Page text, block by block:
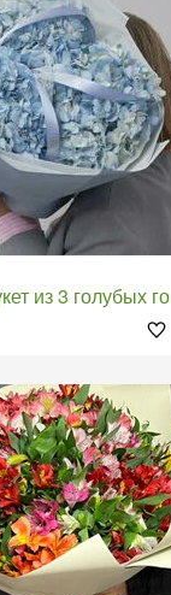
из 3 голубых гортензий